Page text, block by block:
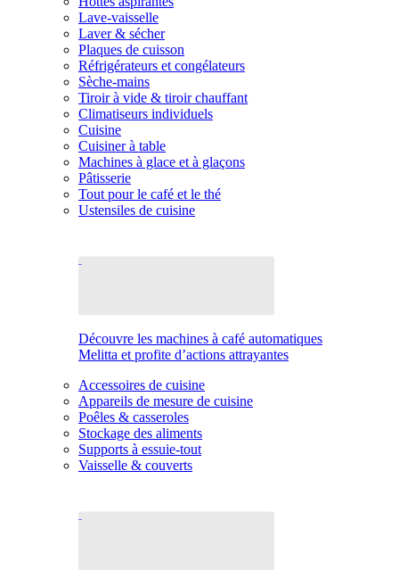
Lave-vaisselle
Laver & sécher
Plaques de cuisson
Réfrigérateurs et congélateurs
Sèche-mains
Tiroir à vide & tiroir chauffant
Climatiseurs individuels
Cuisine
Cuisiner à table
Machines à glace et à glaçons
Pâtisserie
Tout pour le café et le thé
Ustensiles de cuisine
Découvre les machines à café automatiques
Melitta et profite d’actions attrayantes
Accessoires de cuisine
Appareils de mesure de cuisine
Poêles & casseroles
Stockage des aliments
Supports à essuie-tout
Vaisselle & couverts